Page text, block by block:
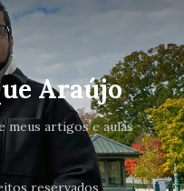
Araújo
meus artigos e aulas
reservados